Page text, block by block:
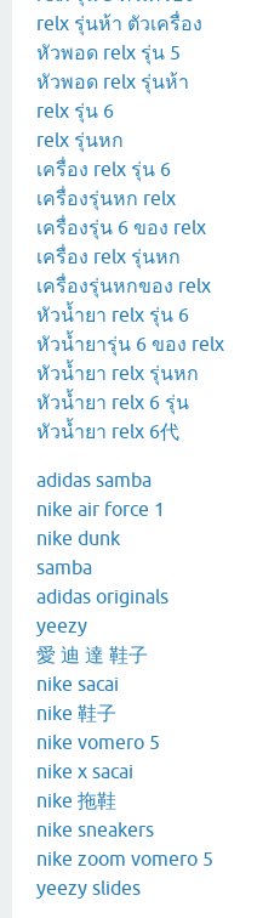
relx รุ่นห้า ตัวเครื่อง
หัวพอด relx รุ่น 5
หัวพอด relx รุ่นห้า
relx รุ่น 6
relx รุ่นหก
เครื่อง relx รุ่น 6
เครื่องรุ่นหก relx
เครื่องรุ่น 6 ของ relx
เครื่อง relx รุ่นหก
เครื่องรุ่นหกของ relx
หัวน้ำยา relx รุ่น 6
หัวน้ำยารุ่น 6 ของ relx
หัวน้ำยา relx รุ่นหก
หัวน้ำยา relx 6 รุ่น
หัวน้ำยา relx 6代
adidas samba
nike air force 1
nike dunk
samba
adidas originals
yeezy
愛 迪 達 鞋子
nike sacai
nike 鞋子
nike vomero 5
nike x sacai
nike 拖鞋
nike sneakers
nike zoom vomero 5
yeezy slides